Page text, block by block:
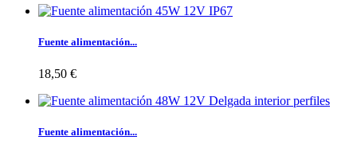
Fuente alimentación...
18,50 €
Fuente alimentación...